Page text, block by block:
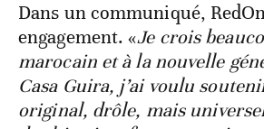
Dans un communiqué,
engagement. «Je crois
marocain et à la nouvelle
Casa Guira, j’ai voulu
original, drôle, mais